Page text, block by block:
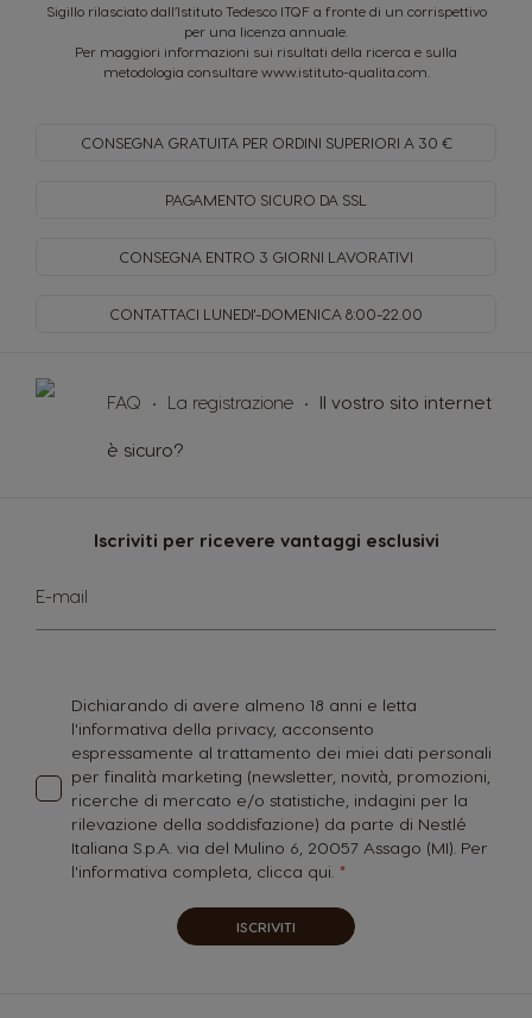
Sigillo rilasciato dall’Istituto Tedesco ITQF a fronte di un corrispettivo
per una licenza annuale.
Per maggiori informazioni sui risultati della ricerca e sulla
metodologia consultare www.istituto-qualita.com
CONSEGNA GRATUITA PER ORDINI SUPERIORI A 30 €
PAGAMENTO SICURO DA SSL
CONSEGNA ENTRO 3 GIORNI LAVORATIVI
CONTATTACI LUNEDI'-DOMENICA 8:00-22.00
FAQ La registrazione Il vostro sito internet
è sicuro?
Iscriviti per ricevere vantaggi esclusivi
Iscriviti
alla
nostra
E-mail
Dichiarando di avere almeno 18 anni e letta
l'informativa della privacy, acconsento
espressamente al trattamento dei miei dati personali
per finalità marketing (newsletter, novità, promozioni,
ricerche di mercato e/o statistiche, indagini per la
rilevazione della soddisfazione) da parte di Nestlé
Italiana S.p.A. via del Mulino 6, 20057 Assago (MI). Per
l'informativa completa, clicca qui.
ISCRIVITI